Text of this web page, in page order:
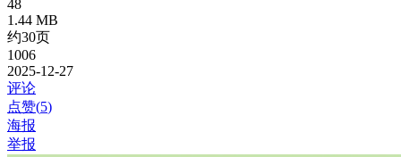
48
1.44 MB
约30页
1006
2025-12-27
评论
点赞(5)
海报
举报